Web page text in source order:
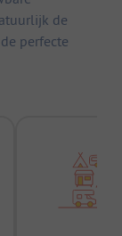
de
perfecte